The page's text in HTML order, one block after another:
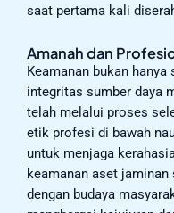
saat pertama kali
Amanah dan
Keamanan bukan
integritas sumber daya
telah melalui proses
etik profesi di bawah
untuk menjaga
keamanan aset
dengan budaya